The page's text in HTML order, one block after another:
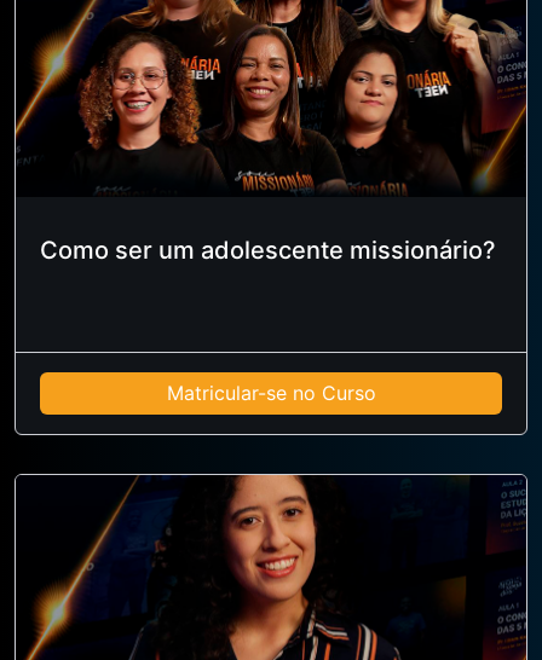
Como ser um adolescente missionário?
Matricular-se no Curso